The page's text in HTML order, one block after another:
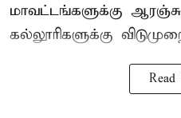
மாவட்டங்களுக்கு
கல்லூரிகளுக்கு
Read